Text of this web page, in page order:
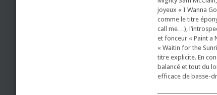
joyeux « I Wanna
comme le titre
call me…),
et fonceur « Paint a
« Waitin for the
titre explicite. En
balancé et tout du
efficace de basse-